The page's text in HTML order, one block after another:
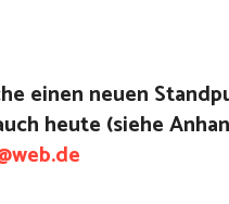
einen neuen
heute (siehe